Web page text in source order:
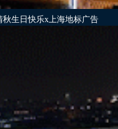
秋生日快乐x上海地标广告